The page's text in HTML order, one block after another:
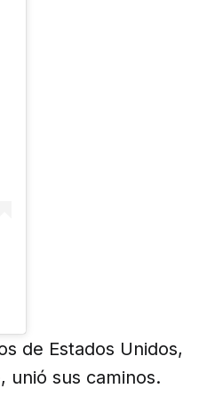
de Estados Unidos,
unió sus caminos.